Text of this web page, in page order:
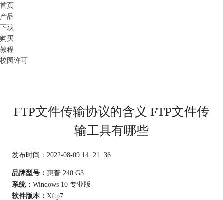
首页
产品
下载
购买
教程
校园许可
FTP文件传输协议的含义 FTP文件传
输工具有哪些
发布时间：2022-08-09 14: 21: 36
品牌型号： 惠普 240 G3
系统： Windows 10 专业版
软件版本： Xftp7